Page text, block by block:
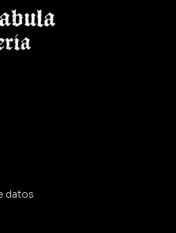
datos